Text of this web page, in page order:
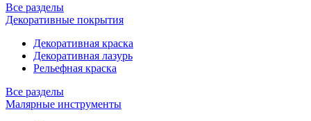
Все разделы
Декоративные покрытия
Декоративная краска
Декоративная лазурь
Рельефная краска
Все разделы
Малярные инструменты